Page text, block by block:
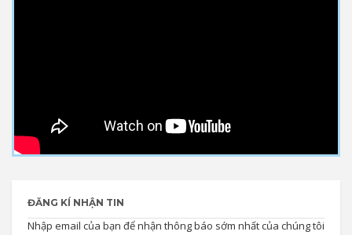
ĐĂNG KÍ NHẬN TIN
Nhập email của bạn để nhận thông báo sớm nhất của chúng tôi